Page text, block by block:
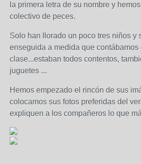
la primera letra de su nombre y
colectivo de peces.
Solo han llorado un poco tres niños y
enseguida a medida que contábamos
clase...estaban todos contentos,
juguetes ...
Hemos empezado el rincón de sus
colocamos sus fotos preferidas del
expliquen a los compañeros lo que